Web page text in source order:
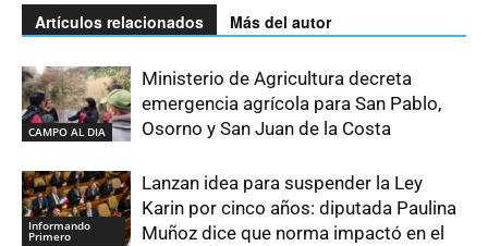
Artículos relacionados Más del autor
CAMPO AL DIA
Ministerio de Agricultura decreta
emergencia agrícola para San Pablo,
Osorno y San Juan de la Costa
Informando
Primero
Lanzan idea para suspender la Ley
Karin por cinco años: diputada Paulina
Muñoz dice que norma impactó en el